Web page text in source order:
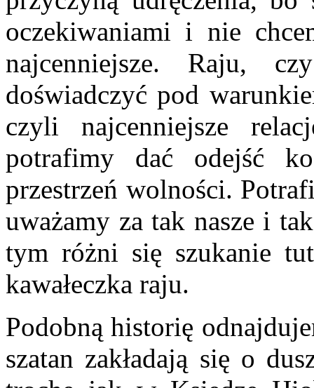
oczekiwaniami i nie
najcenniejsze. Raju,
doświadczyć pod
czyli najcenniejsze
potrafimy dać odejść
przestrzeń wolności.
uważamy za tak nasze i
tym różni się szukanie
kawałeczka raju.
Podobną historię
szatan zakładają się o